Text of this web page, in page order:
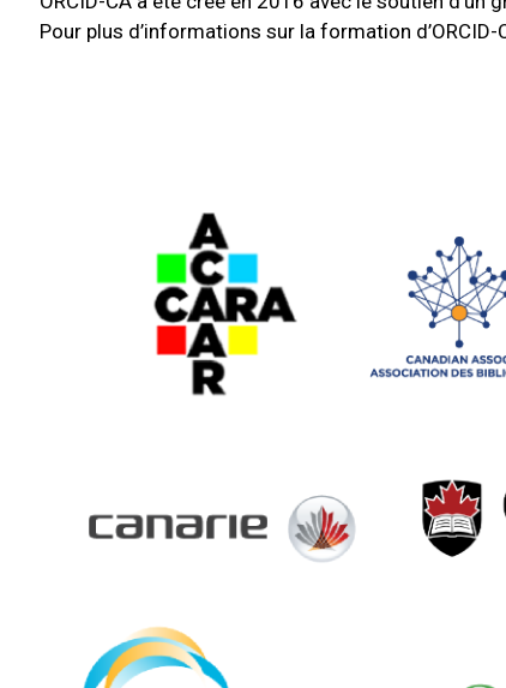
Pour plus d’informations sur la formation d’ORCID-